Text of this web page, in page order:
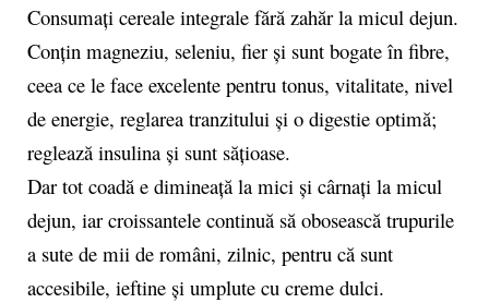
Consumați cereale integrale fără zahăr la micul dejun.
Conțin magneziu, seleniu, fier și sunt bogate în fibre,
ceea ce le face excelente pentru tonus, vitalitate, nivel
de energie, reglarea tranzitului și o digestie optimă;
reglează insulina și sunt sățioase.
Dar tot coadă e dimineață la mici și cârnați la micul
dejun, iar croissantele continuă să obosească trupurile
a sute de mii de români, zilnic, pentru că sunt
accesibile, ieftine și umplute cu creme dulci.